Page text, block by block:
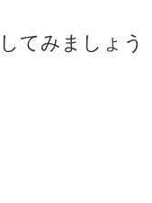
てみましょう